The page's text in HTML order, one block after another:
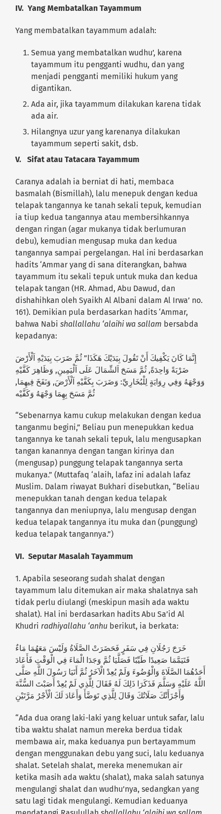
IV. Yang Membatalkan Tayammum
Yang membatalkan tayammum adalah:
Semua yang membatalkan wudhu’, karena
tayammum itu pengganti wudhu, dan yang
menjadi pengganti memiliki hukum yang
digantikan.
Ada air, jika tayammum dilakukan karena tidak
ada air.
Hilangnya uzur yang karenanya dilakukan
tayammum seperti sakit, dsb.
V. Sifat atau Tatacara Tayammum
Caranya adalah ia berniat di hati, membaca
basmalah (Bismillah), lalu menepuk dengan kedua
telapak tangannya ke tanah sekali tepuk, kemudian
ia tiup kedua tangannya atau membersihkannya
dengan ringan (agar mukanya tidak berlumuran
debu), kemudian mengusap muka dan kedua
tangannya sampai pergelangan. Hal ini berdasarkan
hadits ‘Ammar yang di sana diterangkan, bahwa
tayammum itu sekali tepuk untuk muka dan kedua
telapak tangan (HR. Ahmad, Abu Dawud, dan
dishahihkan oleh Syaikh Al Albani dalam Al Irwa’ no.
161). Demikian pula berdasarkan hadits ‘Ammar,
bahwa Nabishallallahu ‘alaihi wa sallam bersabda
kepadanya:
إِنَّمَا كَانَ يَكْفِيكَ أَنْ تَقُولَ بِيَدَيْكَ هَكَذَا” ثُمَّ ضَرَبَ بِيَدَيْهِ اَلْأَرْضَ
ضَرْبَةً وَاحِدَةً, ثُمَّ مَسَحَ اَلشِّمَالَ عَلَى اَلْيَمِينِ, وَظَاهِرَ كَفَّيْهِ
وَوَجْهَهُ وَفِي رِوَايَةٍ لِلْبُخَارِيِّ: وَضَرَبَ بِكَفَّيْهِ اَلْأَرْضَ, وَنَفَخَ فِيهِمَا,
ثُمَّ مَسَحَ بِهِمَا وَجْهَهُ وَكَفَّيْه
“Sebenarnya kamu cukup melakukan dengan kedua
tanganmu begini,” Beliau pun menepukkan kedua
tangannya ke tanah sekali tepuk, lalu mengusapkan
tangan kanannya dengan tangan kirinya dan
(mengusap) punggung telapak tangannya serta
mukanya.” (Muttafaq ‘alaih, lafaz ini adalah lafaz
Muslim. Dalam riwayat Bukhari disebutkan, “Beliau
menepukkan tanah dengan kedua telapak
tangannya dan meniupnya, lalu mengusap dengan
kedua telapak tangannya itu muka dan (punggung)
kedua telapak tangannya.”)
VI. Seputar Masalah Tayammum
1. Apabila seseorang sudah shalat dengan
tayammum lalu ditemukan air maka shalatnya sah
tidak perlu diulangi (meskipun masih ada waktu
shalat). Hal ini berdasarkan hadits Abu Sa’id Al
Khudri radhiyallahu ‘anhu berikut, ia berkata:
خَرَجَ رَجُلَانِ فِي سَفَرٍ فَحَضَرَتْ الصَّلَاةُ وَلَيْسَ مَعَهُمَا مَاءٌ
فَتَيَمَّمَا صَعِيدًا طَيِّبًا فَصَلَّيَا ثُمَّ وَجَدَا الْمَاءَ فِي الْوَقْتِ فَأَعَادَ
أَحَدُهُمَا الصَّلَاةَ وَالْوُضُوءَ وَلَمْ يُعِدْ الْآخَرُ ثُمَّ أَتَيَا رَسُولَ اللَّهِ صَلَّى
اللَّهُ عَلَيْهِ وَسَلَّمَ فَذَكَرَا ذَلِكَ لَهُ فَقَالَ لِلَّذِي لَمْ يُعِدْ أَصَبْتَ السُّنَّةَ
وَأَجْزَأَتْكَ صَلَاتُكَ وَقَالَ لِلَّذِي تَوَضَّأَ وَأَعَادَ لَكَ الْأَجْرُ مَرَّتَيْنِ
“Ada dua orang laki-laki yang keluar untuk safar, lalu
tiba waktu shalat namun mereka berdua tidak
membawa air, maka keduanya pun bertayammum
dengan menggunakan debu yang suci, lalu keduanya
shalat. Setelah shalat, mereka menemukan air
ketika masih ada waktu (shalat), maka salah satunya
mengulangi shalat dan wudhu’nya, sedangkan yang
satu lagi tidak mengulangi. Kemudian keduanya